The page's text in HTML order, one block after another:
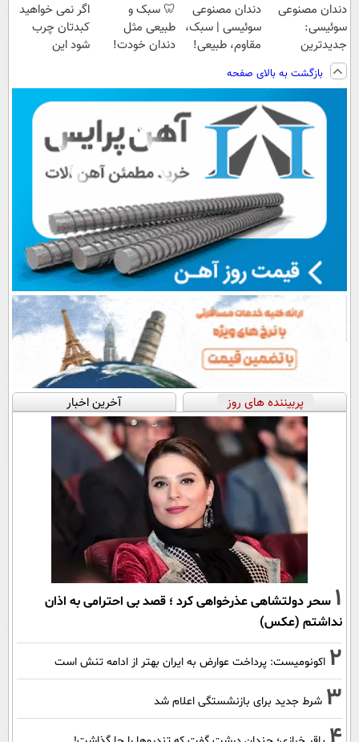
دندان مصنوعی
سوئیسی:
جدیدترین
فناوری اروپا،
سبک و مقاوم |
پرداخت قسطی
دندان مصنوعی
سوئیسی | سبک،
مقاوم، طبیعی!
رایگان+پرداخت
اقساطی😍
🦷 سبک و
طبیعی مثل
دندان خودت!
💳 📍 تهران
اگر نمی خواهید
کبدتان چرب
شود این
بازگشت به بالای صفحه
پربیننده های روز آخرین اخبار
1 سحر دولتشاهی عذرخواهی کرد ؛ قصد بی احترامی به اذان
نداشتم (عکس)
2 اکونومیست: پرداخت عوارض به ایران بهتر از ادامه تنش است
3 شرط جدید برای بازنشستگی اعلام شد